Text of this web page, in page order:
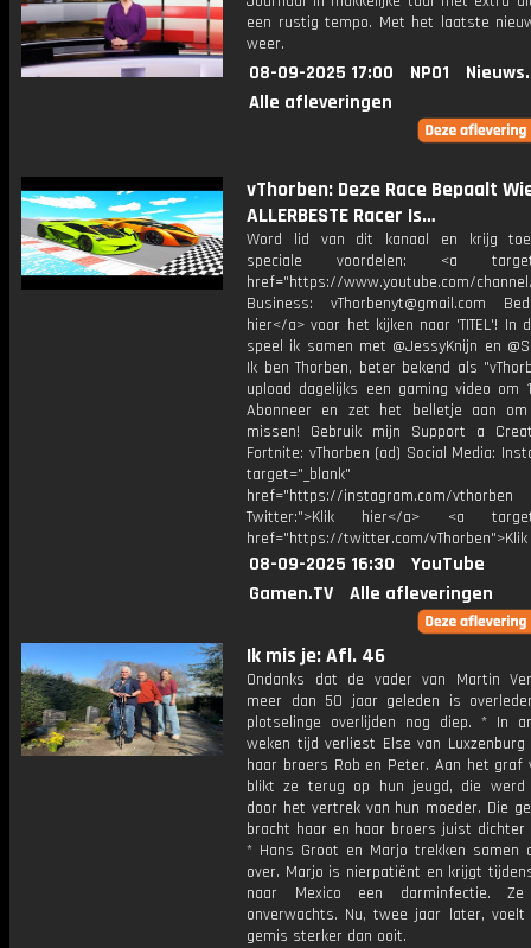
een rustig tempo. Met het laatste
weer.
08-09-2025 17:00 NPO1
Alle afleveringen
vThorben: Deze Race Bepaalt
ALLERBESTE Racer Is…
Word lid van dit kanaal en krijg
speciale voordelen: <a
href="https://www.youtube.com/channel/
Business: vThorbenyt@gmail.com
hier</a> voor het kijken naar 'TITEL'! In
speel ik samen met @JessyKnijn en
Ik ben Thorben, beter bekend als
upload dagelijks een gaming video om
Abonneer en zet het belletje aan
missen! Gebruik mijn Support a
Fortnite: vThorben (ad) Social Media:
target="_blank"
href="https://instagram.com/vthorben
Twitter:">Klik hier</a> <a
href="https://twitter.com/
08-09-2025 16:30
YouTube
Gamen.TV
Alle afleveringen
Ik mis je: Afl. 46
Ondanks dat de vader van Martin
meer dan 50 jaar geleden is
plotselinge overlijden nog diep. * In
weken tijd verliest Else van
haar broers Rob en Peter. Aan het graf
blikt ze terug op hun jeugd, die werd
door het vertrek van hun moeder. Die
bracht haar en haar broers juist dichter
* Hans Groot en Marjo trekken samen
over. Marjo is nierpatiënt en krijgt
naar Mexico een darminfectie.
onverwachts. Nu, twee jaar later, voelt
gemis sterker dan ooit.